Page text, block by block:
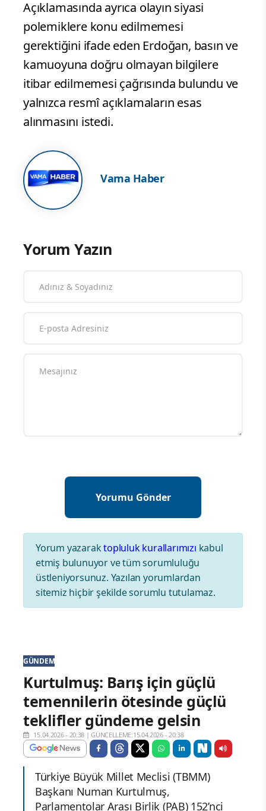
Açıklamasında ayrıca olayın siyasi
polemiklere konu edilmemesi
gerektiğini ifade eden Erdoğan, basın ve
kamuoyuna doğru olmayan bilgilere
itibar edilmemesi çağrısında bulundu ve
yalnızca resmî açıklamaların esas
alınmasını istedi.
Vama Haber
Yorum Yazın
Yorum yazaraktopluluk kurallarımızı kabul
etmiş bulunuyor ve tüm sorumluluğu
üstleniyorsunuz. Yazılan yorumlardan
sitemiz hiçbir şekilde sorumlu tutulamaz.
GÜNDEM
Kurtulmuş: Barış için güçlü
temennilerin ötesinde güçlü
teklifler gündeme gelsin
15.04.2026 - 20:38 |GÜNCELLEME:15.04.2026 - 20:38
Türkiye Büyük Millet Meclisi (TBMM)
Başkanı Numan Kurtulmuş,
Parlamentolar Arası Birlik (PAB) 152’nci